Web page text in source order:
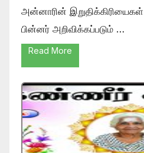
அன்னாரின்
பின்னர் அறிவிக்கப்படும் …
Read More